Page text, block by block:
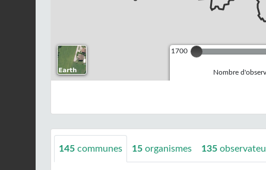
1700
Nombre
145 communes 15 organismes 135